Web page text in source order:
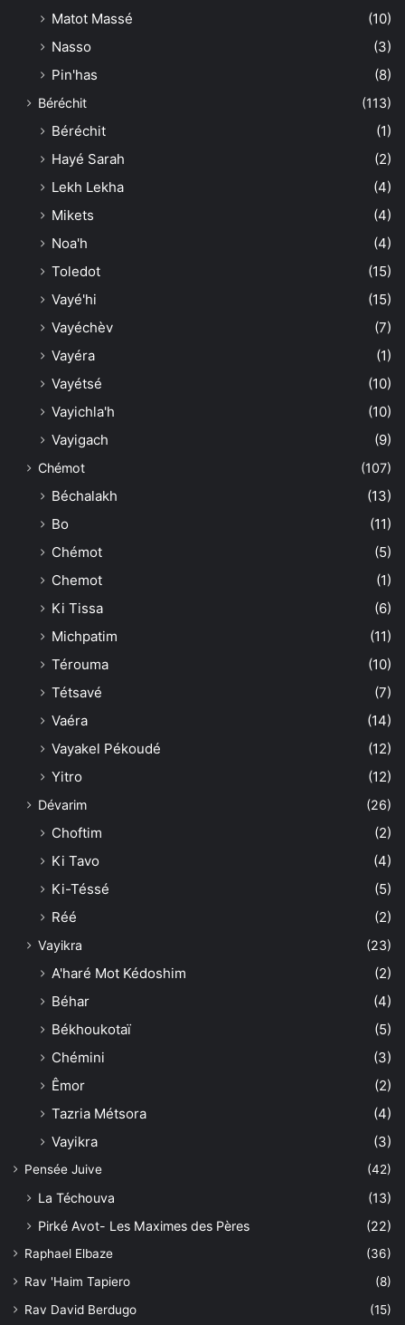
Matot Massé
(10)
Nasso
(3)
Pin'has
(8)
Béréchit (113)
Béréchit
(1)
Hayé Sarah
(2)
Lekh Lekha
(4)
Mikets
(4)
Noa'h
(4)
Toledot
(15)
Vayé'hi
(15)
Vayéchèv
(7)
Vayéra
(1)
Vayétsé
(10)
Vayichla'h
(10)
Vayigach
(9)
Chémot (107)
Béchalakh
(13)
Bo
(11)
Chémot
(5)
Chemot
(1)
Ki Tissa
(6)
Michpatim
(11)
Térouma
(10)
Tétsavé
(7)
Vaéra
(14)
Vayakel Pékoudé
(12)
Yitro
(12)
Dévarim (26)
Choftim
(2)
Ki Tavo
(4)
Ki-Téssé
(5)
Réé
(2)
Vayikra (23)
A'haré Mot Kédoshim
(2)
Béhar
(4)
Békhoukotaï
(5)
Chémini
(3)
Êmor
(2)
Tazria Métsora
(4)
Vayikra
(3)
Pensée Juive (42)
La Téchouva
(13)
Pirké Avot- Les Maximes des Pères
(22)
Raphael Elbaze
(36)
Rav 'Haim Tapiero
(8)
Rav David Berdugo
(15)